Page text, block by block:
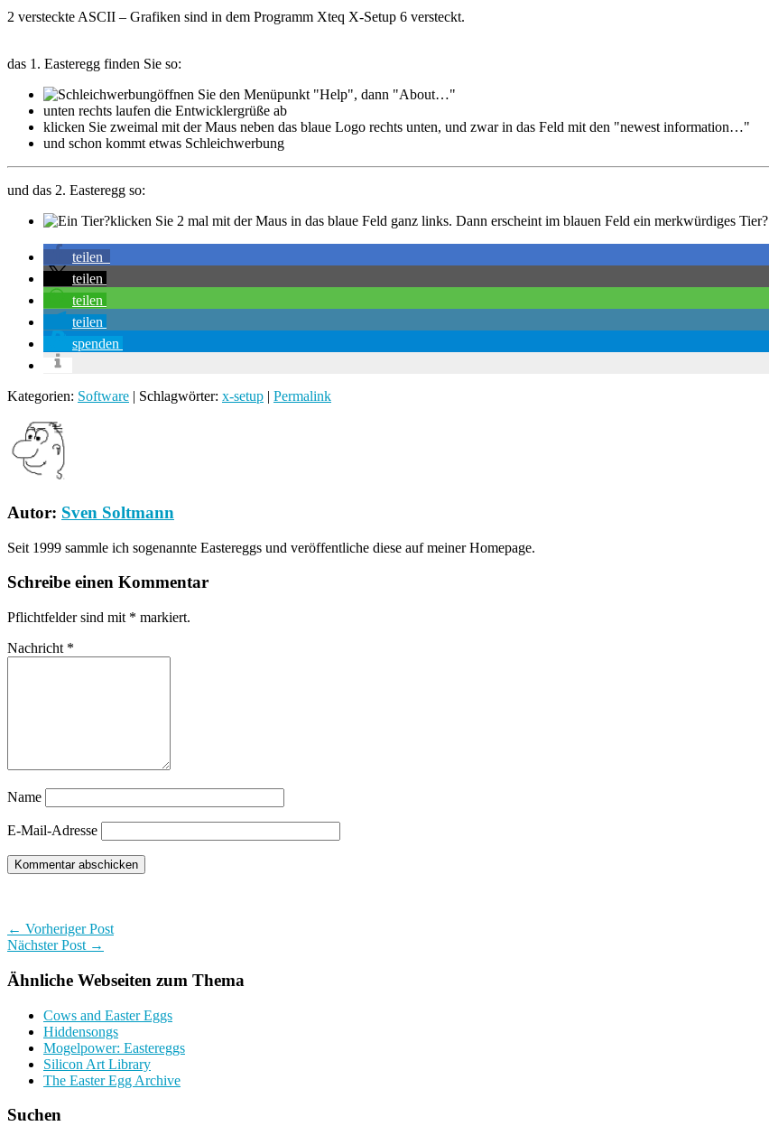
2 versteckte ASCII – Grafiken sind in dem Programm Xteq X-Setup 6 versteckt.
das 1. Easteregg finden Sie so:
öffnen Sie den Menüpunkt "Help", dann "About…"
unten rechts laufen die Entwicklergrüße ab
klicken Sie zweimal mit der Maus neben das blaue Logo rechts unten, und zwar in das Feld mit den "newest information…"
und schon kommt etwas Schleichwerbung
und das 2. Easteregg so:
klicken Sie 2 mal mit der Maus in das blaue Feld ganz links. Dann erscheint im blauen Feld ein merkwürdiges Tier?
teilen
teilen
teilen
teilen
spenden
Kategorien: Software | Schlagwörter: x-setup | Permalink
Autor: Sven Soltmann
Seit 1999 sammle ich sogenannte Eastereggs und veröffentliche diese auf meiner Homepage.
Schreibe einen Kommentar
Pflichtfelder sind mit * markiert.
Nachricht *
Name
E-Mail-Adresse
← Vorheriger Post
Nächster Post →
Ähnliche Webseiten zum Thema
Cows and Easter Eggs
Hiddensongs
Mogelpower: Eastereggs
Silicon Art Library
The Easter Egg Archive
Suchen